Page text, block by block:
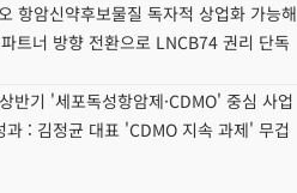
항암신약후보물질 독자적 상업화 가능해
트너 방향 전환으로 LNCB74 권리 단독
반기 '세포독성항암제·CDMO' 중심 사업
과 : 김정균 대표 'CDMO 지속 과제' 무겁